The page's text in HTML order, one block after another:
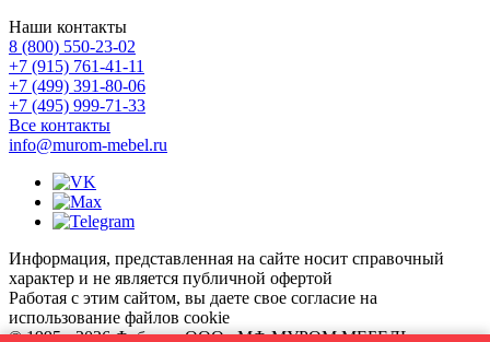
Наши контакты
8 (800) 550-23-02
+7 (915) 761-41-11
+7 (499) 391-80-06
+7 (495) 999-71-33
Все контакты
info@murom-mebel.ru
Информация, представленная на сайте носит справочный
характер и не является публичной офертой
Работая с этим сайтом, вы даете свое согласие на
использование файлов cookie
© 1995 - 2026 Фабрика ООО «МФ МУРОМ МЕБЕЛЬ» -